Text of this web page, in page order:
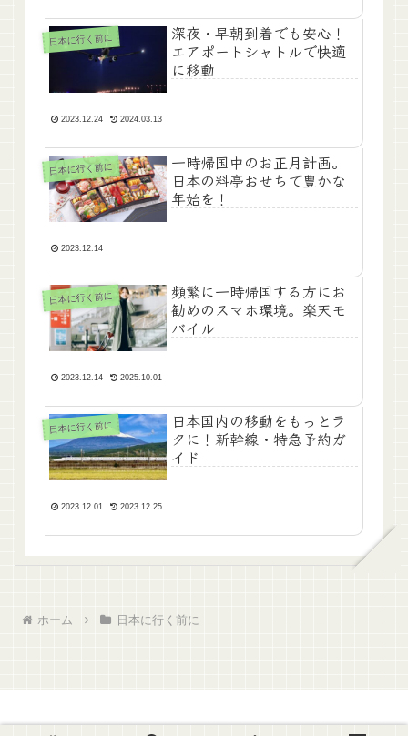
日本に行く前に
深夜・早朝到着でも安心！
エアポートシャトルで快適
に移動
2023.12.24 2024.03.13
日本に行く前に
一時帰国中のお正月計画。
日本の料亭おせちで豊かな
年始を！
2023.12.14
日本に行く前に
頻繁に一時帰国する方にお
勧めのスマホ環境。楽天モ
バイル
2023.12.14 2025.10.01
日本に行く前に
日本国内の移動をもっとラ
クに！新幹線・特急予約ガ
イド
2023.12.01 2023.12.25
ホーム 日本に行く前に